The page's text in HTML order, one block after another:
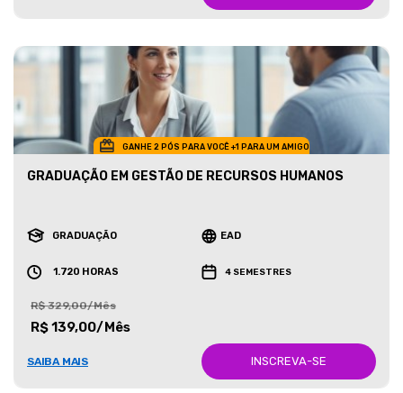
GANHE 2 PÓS PARA VOCÊ +1 PARA UM AMIGO
GRADUAÇÃO EM GESTÃO DE RECURSOS HUMANOS
GRADUAÇÃO EAD
1.720 HORAS 4 SEMESTRES
R$ 329,00/Mês
R$ 139,00/Mês
SAIBA MAIS INSCREVA-SE